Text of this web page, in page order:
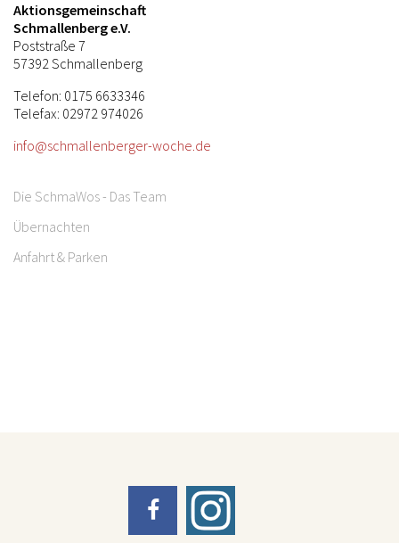
Aktionsgemeinschaft
Schmallenberg e.V.
Poststraße 7
57392 Schmallenberg
Telefon: 0175 6633346
Telefax: 02972 974026
info@schmallenberger-woche.de
Die SchmaWos - Das Team
Übernachten
Anfahrt & Parken